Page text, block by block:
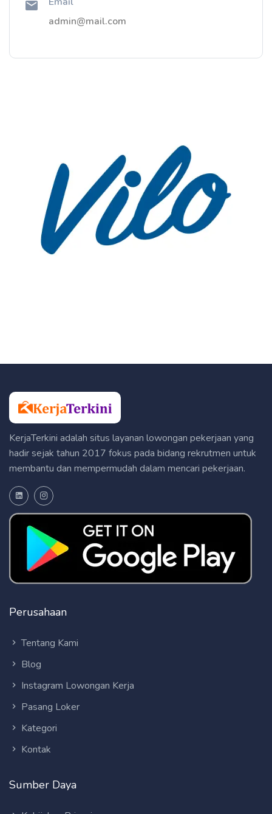
admin@mail.com
KerjaTerkini adalah situs layanan lowongan pekerjaan yang
hadir sejak tahun 2017 fokus pada bidang rekrutmen untuk
membantu dan mempermudah dalam mencari pekerjaan.
Perusahaan
Tentang Kami
Blog
Instagram Lowongan Kerja
Pasang Loker
Kategori
Kontak
Sumber Daya